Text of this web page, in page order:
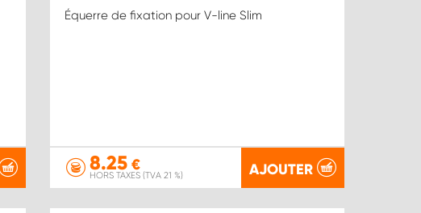
Équerre de fixation pour V-line Slim
8.25 €
HORS TAXES (TVA 21 %) AJOUTER